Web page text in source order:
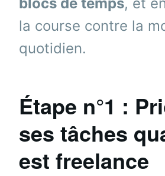
la course contre la
quotidien.
Étape n°1 :
ses tâches
est freelance